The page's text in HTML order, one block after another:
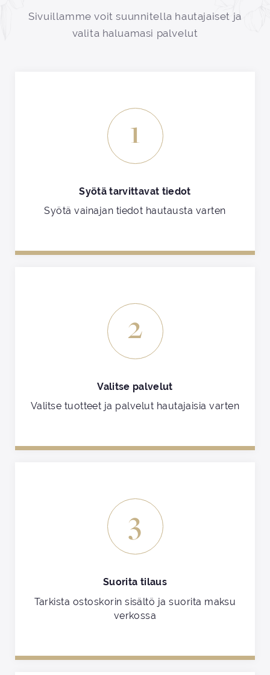
Sivuillamme voit suunnitella hautajaiset ja
valita haluamasi palvelut
1
Syötä tarvittavat tiedot
Syötä vainajan tiedot hautausta varten
2
Valitse palvelut
Valitse tuotteet ja palvelut hautajaisia varten
3
Suorita tilaus
Tarkista ostoskorin sisältö ja suorita maksu
verkossa